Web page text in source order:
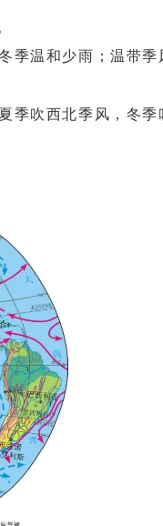
季温和少雨；温带季
季吹西北季风，冬季